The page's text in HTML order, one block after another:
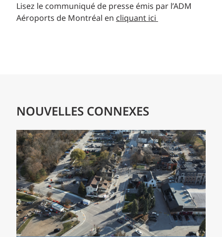
Lisez le communiqué de presse émis par l’ADM
Aéroports de Montréal en cliquant ici
NOUVELLES CONNEXES